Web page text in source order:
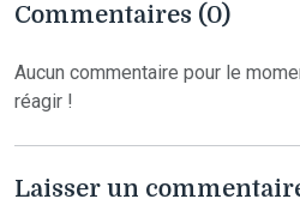
Commentaires (0)
Aucun commentaire pour le
réagir !
Laisser un